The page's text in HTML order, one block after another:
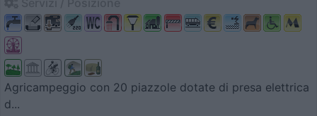
Agricampeggio con 20 piazzole dotate di presa elettrica
d...